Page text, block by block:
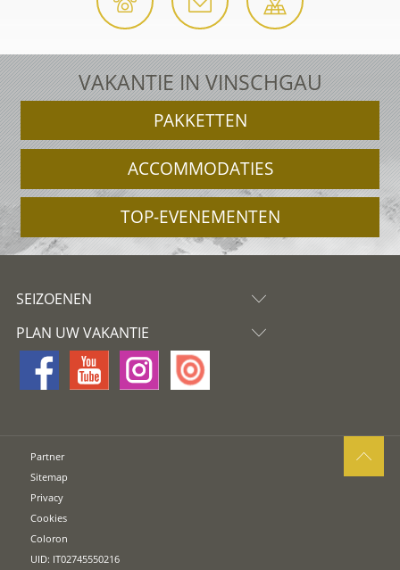
VAKANTIE IN VINSCHGAU
PAKKETTEN
ACCOMMODATIES
TOP-EVENEMENTEN
SEIZOENEN
PLAN UW VAKANTIE
Partner
Sitemap
Privacy
Cookies
Coloron
UID: IT02745550216